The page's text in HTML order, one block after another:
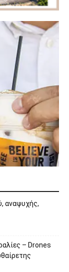
αναψυχής,
– Drones